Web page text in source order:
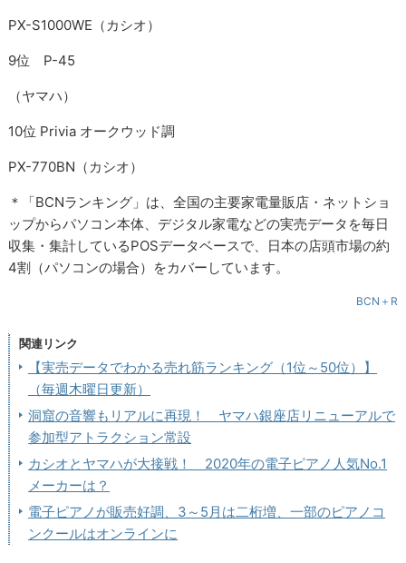
PX-S1000WE（カシオ）
9位 P-45
（ヤマハ）
10位 Privia オークウッド調
PX-770BN（カシオ）
＊「BCNランキング」は、全国の主要家電量販店・ネットショ
ップからパソコン本体、デジタル家電などの実売データを毎日
収集・集計しているPOSデータベースで、日本の店頭市場の約
4割（パソコンの場合）をカバーしています。
BCN＋R
関連リンク
【実売データでわかる売れ筋ランキング（1位～50位）】
（毎週木曜日更新）
洞窟の音響もリアルに再現！ ヤマハ銀座店リニューアルで
参加型アトラクション常設
カシオとヤマハが大接戦！ 2020年の電子ピアノ人気No.1
メーカーは？
電子ピアノが販売好調、3～5月は二桁増、一部のピアノコ
ンクールはオンラインに